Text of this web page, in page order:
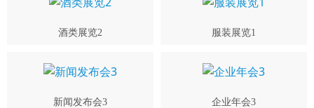
酒类展览2 服装展览1
新闻发布会3 企业年会3